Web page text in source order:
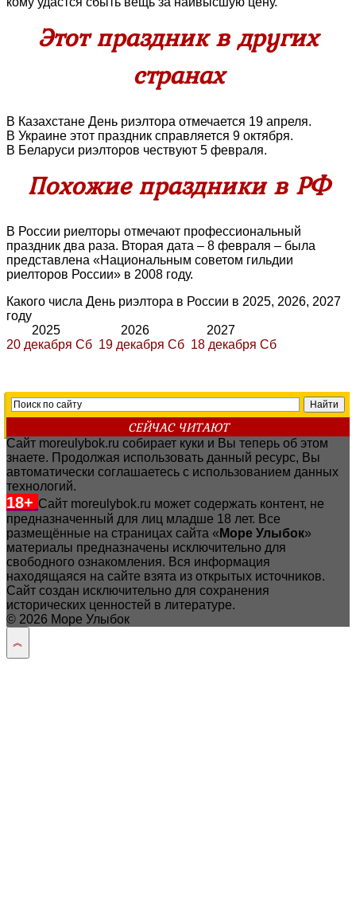
Этот праздник в других
странах
В Казахстане День риэлтора отмечается 19 апреля.
В Украине этот праздник справляется 9 октября.
В Беларуси риэлторов чествуют 5 февраля.
Похожие праздники в РФ
В России риелторы отмечают профессиональный
праздник два раза. Вторая дата – 8 февраля – была
представлена «Национальным советом гильдии
риелторов России» в 2008 году.
Какого числа День риэлтора в России в 2025, 2026, 2027
году
2025 2026 2027
20 декабря Сб 19 декабря Сб 18 декабря Сб
СЕЙЧАС ЧИТАЮТ
Сайт moreulybok.ru собирает куки и Вы теперь об этом
знаете. Продолжая использовать данный ресурс, Вы
автоматически соглашаетесь с использованием данных
технологий.
18+ Сайт moreulybok.ru может содержать контент, не
предназначенный для лиц младше 18 лет. Все
размещённые на страницах сайта « Море Улыбок»
материалы предназначены исключительно для
свободного ознакомления. Вся информация
находящаяся на сайте взята из открытых источников.
Сайт создан исключительно для сохранения
исторических ценностей в литературе.
© 2026 Море Улыбок